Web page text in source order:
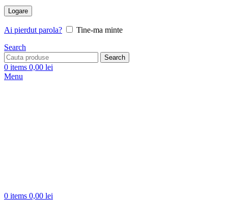
Logare
Ai pierdut parola?
Tine-ma minte
Search
Search
0 items 0,00 lei
Menu
0 items 0,00 lei